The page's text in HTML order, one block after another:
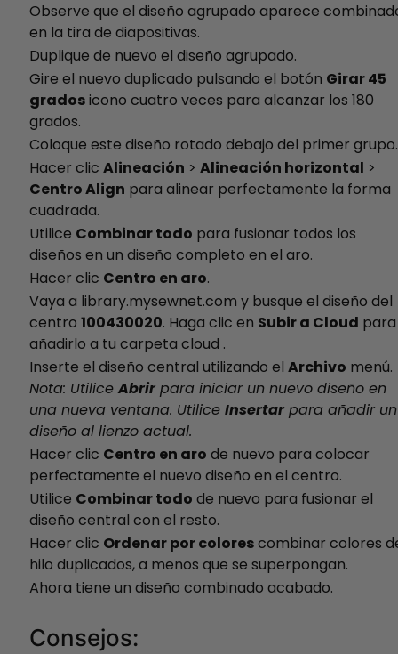
Observe que el diseño agrupado aparece
en la tira de diapositivas.
Duplique de nuevo el diseño agrupado.
Gire el nuevo duplicado pulsando el botón Girar 45
gradosicono cuatro veces para alcanzar los 180
grados.
Coloque este diseño rotado debajo del primer grupo.
Hacer clic Alineación > Alineación horizontal >
Centro Align para alinear perfectamente la forma
cuadrada.
Utilice Combinar todo para fusionar todos los
diseños en un diseño completo en el aro.
Hacer clic Centro en aro.
Vaya a library.mysewnet.com y busque el diseño del
centro 100430020. Haga clic en Subir a Cloud para
añadirlo a tu carpeta cloud .
Inserte el diseño central utilizando el Archivo menú.
Nota: UtiliceAbrir para iniciar un nuevo diseño en
una nueva ventana. Utilice Insertar para añadir un
diseño al lienzo actual.
Hacer clic Centro en aro de nuevo para colocar
perfectamente el nuevo diseño en el centro.
Utilice Combinar todo de nuevo para fusionar el
diseño central con el resto.
Hacer clic Ordenar por colorescombinar colores
hilo duplicados, a menos que se superpongan.
Ahora tiene un diseño combinado acabado.
Consejos: